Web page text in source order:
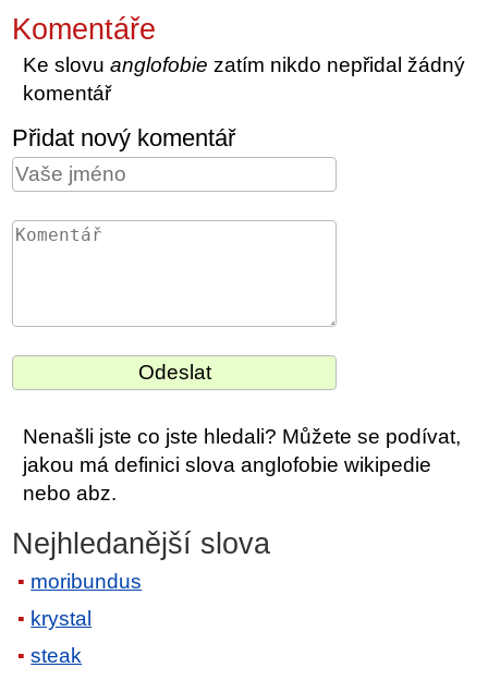
Komentáře
Ke slovuanglofobie zatím nikdo nepřidal žádný
komentář
Přidat nový komentář
Nenašli jste co jste hledali? Můžete se podívat,
jakou má definici slova anglofobie wikipedie
nebo abz.
Nejhledanější slova
moribundus
krystal
steak